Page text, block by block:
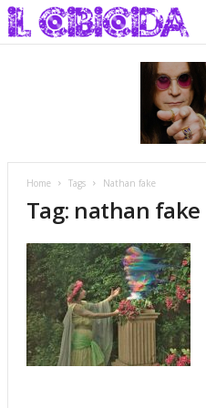
Home Tags Nathan fake
Tag: nathan fake